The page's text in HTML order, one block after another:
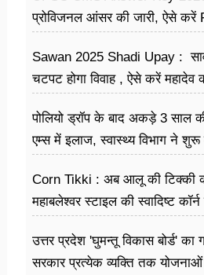
प्रोविजनल आंसर की जारी, ऐसे करें
Sawan 2025 Shadi Upay :
चटपट होगा विवाह , ऐसे करें महादेव
पोलियो ड्रॉप के बाद अकड़े 3 साल
एम्स में इलाज, स्वास्थ्य विभाग ने
Corn Tikki : अब आलू की टिक्की
महाबलेश्वर स्टाइल की स्वादिष्ट
उत्तर प्रदेश 'घुमन्तू विकास बोर्ड'
सरकार प्रत्येक व्यक्ति तक